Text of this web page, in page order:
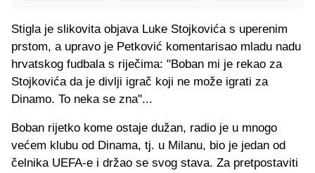
Stigla je slikovita objava Luke Stojkovića s uperenim
prstom, a upravo je Petković komentarisao mladu nadu
hrvatskog fudbala s riječima: "Boban mi je rekao za
Stojkovića da je divlji igrač koji ne može igrati za
Dinamo. To neka se zna"...
Boban rijetko kome ostaje dužan, radio je u mnogo
većem klubu od Dinama, tj. u Milanu, bio je jedan od
čelnika UEFA-e i držao se svog stava. Za pretpostaviti